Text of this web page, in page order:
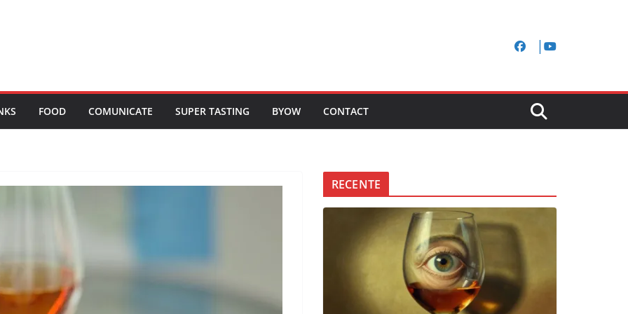
FOOD COMUNICATE SUPER TASTING BYOW CONTACT
RECENTE